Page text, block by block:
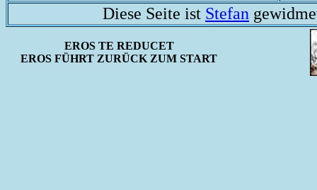
Diese Seite ist Stefan
EROS TE REDUCET
EROS FÜHRT ZURÜCK ZUM START